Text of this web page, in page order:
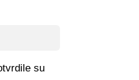
su